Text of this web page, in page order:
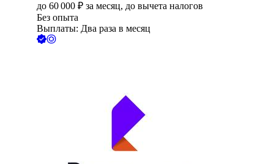
до 60 000 ₽ за месяц, до вычета налогов
Без опыта
Выплаты: Два раза в месяц